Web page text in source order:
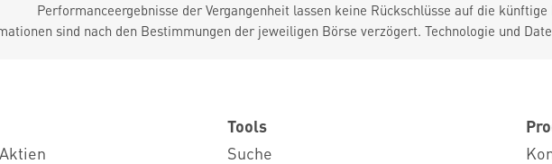
Performanceergebnisse der Vergangenheit lassen keine Rückschlüsse auf die
sind nach den Bestimmungen der jeweiligen Börse verzögert. Technologie und
Tools
Suche